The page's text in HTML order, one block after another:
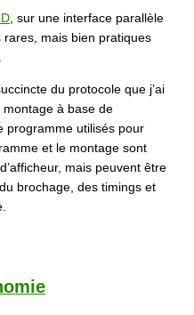
, sur une interface parallèle
mais bien pratiques
du protocole que j’ai
à base de
programme utilisés pour
et le montage sont
mais peuvent être
brochage, des timings et